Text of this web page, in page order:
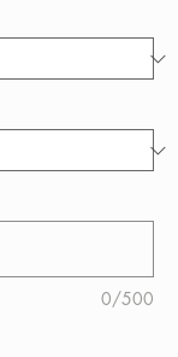
0/500